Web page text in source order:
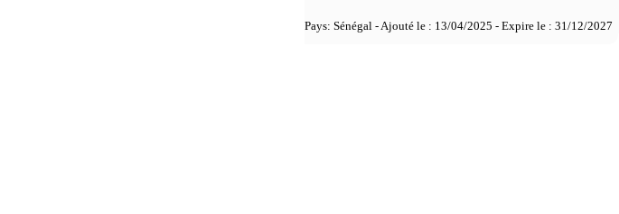
Pays: Sénégal - Ajouté le : 13/04/2025 - Expire le : 31/12/2027